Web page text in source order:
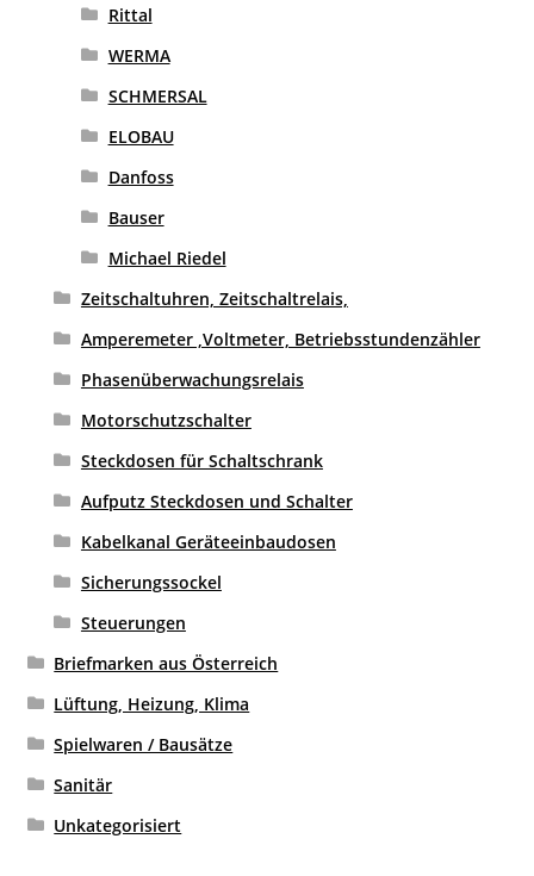
Rittal
WERMA
SCHMERSAL
ELOBAU
Danfoss
Bauser
Michael Riedel
Zeitschaltuhren, Zeitschaltrelais,
Amperemeter ,Voltmeter, Betriebsstundenzähler
Phasenüberwachungsrelais
Motorschutzschalter
Steckdosen für Schaltschrank
Aufputz Steckdosen und Schalter
Kabelkanal Geräteeinbaudosen
Sicherungssockel
Steuerungen
Briefmarken aus Österreich
Lüftung, Heizung, Klima
Spielwaren / Bausätze
Sanitär
Unkategorisiert